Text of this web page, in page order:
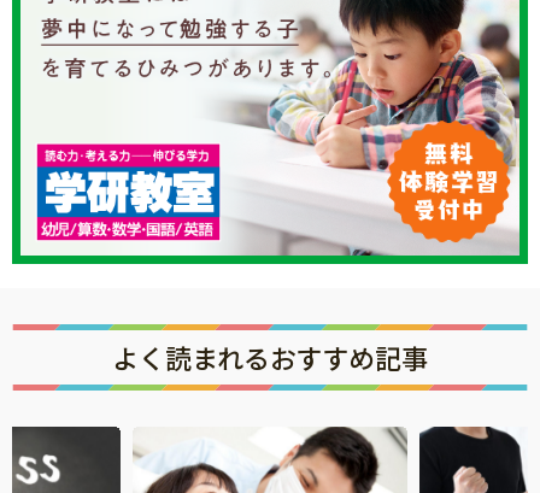
よく読まれるおすすめ記事